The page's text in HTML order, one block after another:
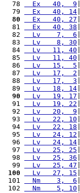
  78
  Ex   40,  9
  79
  Ex   40, 14
  80
  Ex   40, 27
  81
  Ex   40, 38
  82
  Lv    7,  6
  83
  Lv    8, 30
  84
  Lv   11, 40
  85
  Lv   11, 40
  86
  Lv   15,  5
  87
  Lv   17,  2
  88
  Lv   17,  3
  89
  Lv   18, 14
  90
  Lv   19, 17
  91
  Lv   19, 22
  92
  Lv   20,  9
  93
  Lv   22, 10
  94
  Lv   22, 18
  95
  Lv   24, 12
  96
  Lv   24, 14
  97
  Lv   25, 25
  98
  Lv   25, 36
  99
  Lv   25, 47
100
  Lv   27, 15
101
  Nm    3,  6
102
  Nm    5, 10